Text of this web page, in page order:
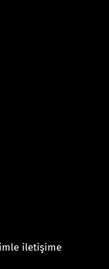
iletişime